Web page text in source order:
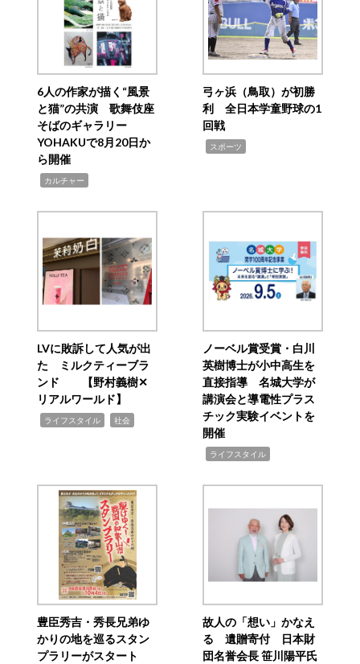
6人の作家が描く“風景
と猫”の共演 歌舞伎座
そばのギャラリー
YOHAKUで8月20日か
ら開催
カルチャー
弓ヶ浜（鳥取）が初勝
利 全日本学童野球の1
回戦
スポーツ
LVに敗訴して人気が出
た ミルクティーブラ
ンド 【野村義樹✕
リアルワールド】
ライフスタイル 社会
ノーベル賞受賞・白川
英樹博士が小中高生を
直接指導 名城大学が
講演会と導電性プラス
チック実験イベントを
開催
ライフスタイル
豊臣秀吉・秀長兄弟ゆ
かりの地を巡るスタン
プラリーがスタート
故人の「想い」かなえ
る 遺贈寄付 日本財
団名誉会長 笹川陽平氏